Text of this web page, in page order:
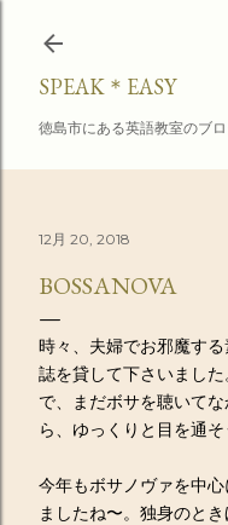
スキップして
SPEAK＊EASY
徳島市にある英語教室のブ
12月 20, 2018
BOSSANOVA
時々、夫婦でお邪魔す
誌を貸して下さいまし
で、まだボサを聴いて
ら、ゆっくりと目を通そ
今年もボサノヴァを中
ましたね〜。独身のとき